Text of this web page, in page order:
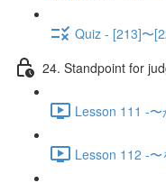
Quiz - [213]〜
24. Standpoint for
Lesson 111 -
Lesson 112 -